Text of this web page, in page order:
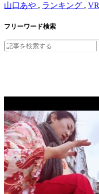
山口あや , ランキング , VR
フリーワード検索
Search
for: